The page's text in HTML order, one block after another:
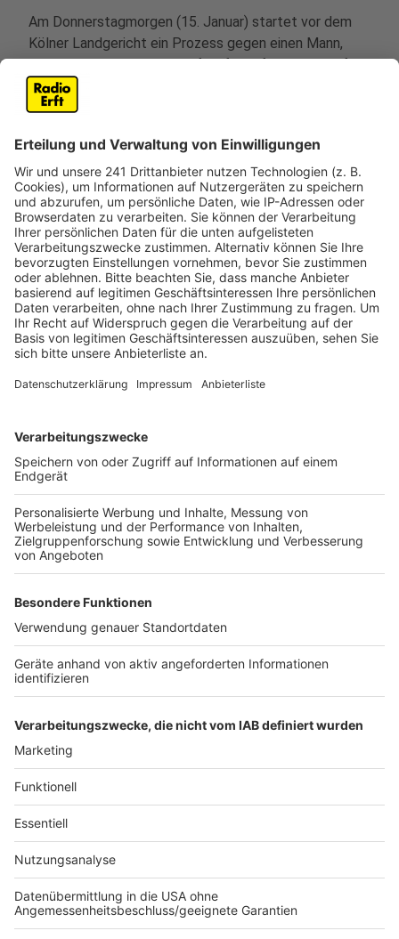
Am Donnerstagmorgen (15. Januar) startet vor dem
Kölner Landgericht ein Prozess gegen einen Mann,
dem die Staatsanwaltschaft elf Straftaten vorwirft.
Die Anklage umfasst unter anderem Raub, Diebstahl
und Körperverletzung.
Laut Anklage soll der Mann im vergangenen Jahr
mehrfach Waren aus den Auslagen von Geschäften
gestohlen oder dies versucht haben. In einem Fall soll
er ein Klappmesser bei sich getragen haben.
Besonders schwer wiegen die Vorwürfe zu Vorfällen
am Neumarkt in Köln. Dort soll der Angeklagte eine
Frau geschubst und ihr Handy geraubt haben. Wenige
Wochen später soll er am selben Ort einen Mann mit
einem Messer bedroht und ihn nach
Wertgegenständen durchsucht haben.
Darüber hinaus wird dem Mann vorgeworfen, bei einer
geschlagen zu haben.
Anzeige
Weitere Themen von Rhein und Erft
Anzeige
im Fokus
Köln: Aktionswoche für Ordnung und Sauberkeit
Einschränkungen Pulheimer Schwimmbad
Anzeige
Anzeige